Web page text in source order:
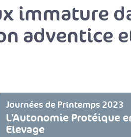
immature
adventice
Journées de Printemps 2023
L'Autonomie Protéique
Elevage